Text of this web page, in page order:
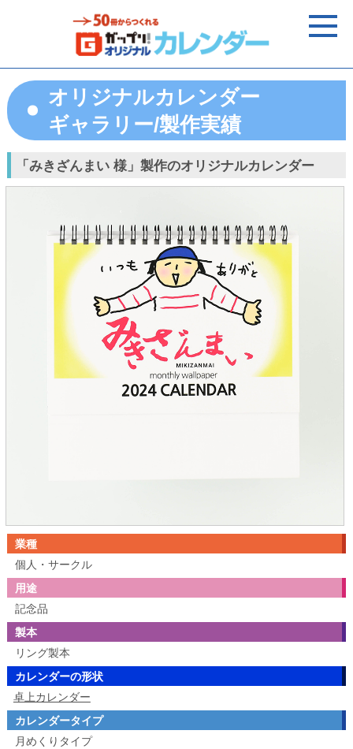
オリジナルカレンダー
ギャラリー/製作実績
「みきざんまい 様」製作のオリジナルカレンダー
業種
個人・サークル
用途
記念品
製本
リング製本
カレンダーの形状
卓上カレンダー
カレンダータイプ
月めくりタイプ